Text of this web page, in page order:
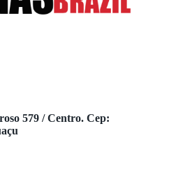
579 / Centro. Cep: